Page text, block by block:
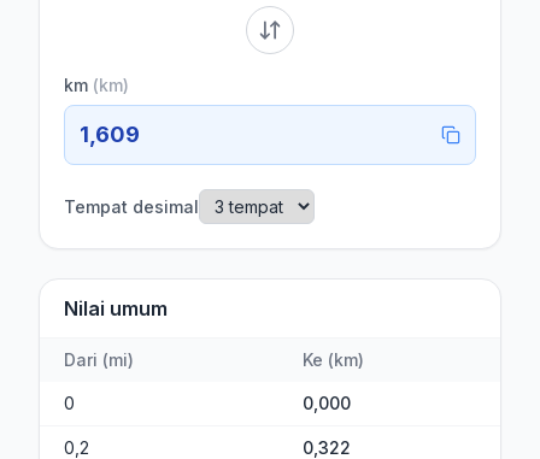
km (km)
1,609
Tempat desimal
Nilai umum
Dari (mi) Ke (km)
0 0,000
0,2 0,322